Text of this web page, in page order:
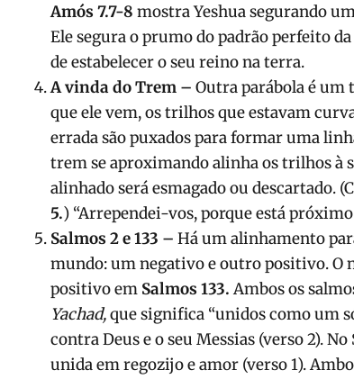
Amós 7.7-8 mostra Yeshua segurando
Ele segura o prumo do padrão perfeito
de estabelecer o seu reino na terra.
A vinda do Trem – Outra parábola é um
que ele vem, os trilhos que estavam
errada são puxados para formar uma
trem se aproximando alinha os trilhos à
alinhado será esmagado ou descartado.
5.) “Arrependei-vos, porque está
Salmos 2 e 133 – Há um alinhamento
mundo: um negativo e outro positivo. O
positivo em Salmos 133. Ambos os
Yachad,que significa “unidos como um
contra Deus e o seu Messias (verso 2).
unida em regozijo e amor (verso 1).